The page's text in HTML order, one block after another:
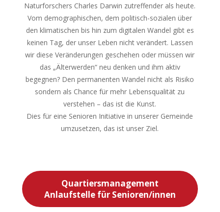
Naturforschers Charles Darwin zutreffender als heute.
Vom demographischen, dem politisch-sozialen über
den klimatischen bis hin zum digitalen Wandel gibt es
keinen Tag, der unser Leben nicht verändert. Lassen
wir diese Veränderungen geschehen oder müssen wir
das „Älterwerden“ neu denken und ihm aktiv
begegnen? Den permanenten Wandel nicht als Risiko
sondern als Chance für mehr Lebensqualität zu
verstehen – das ist die Kunst.
Dies für eine Senioren Initiative in unserer Gemeinde
umzusetzen, das ist unser Ziel.
Quartiersmanagement
Anlaufstelle für Senioren/innen